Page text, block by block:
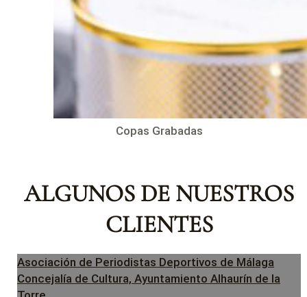
Copas Grabadas
ALGUNOS DE NUESTROS
CLIENTES
Asociación de Periodistas Deportivos de Málaga
Concejalía de Cultura, Ayuntamiento Alhaurín de la